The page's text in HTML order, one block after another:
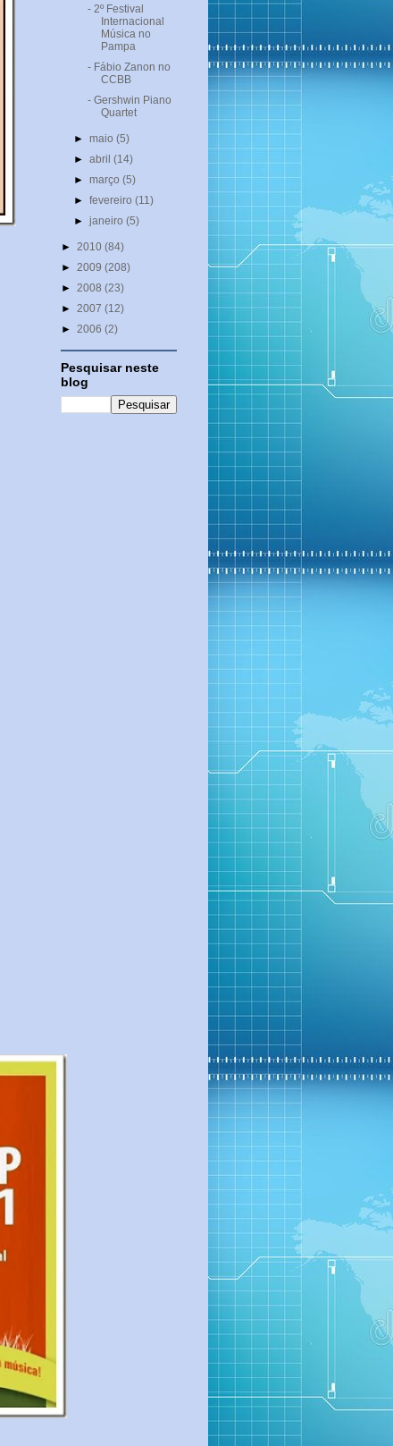
- 2º Festival
Internacional
Música no
Pampa
- Fábio Zanon no
CCBB
- Gershwin Piano
Quartet
►maio(5)
►abril(14)
►março(5)
►fevereiro(11)
►janeiro(5)
► 2010 (84)
► 2009 (208)
► 2008 (23)
► 2007 (12)
► 2006 (2)
Pesquisar neste
blog